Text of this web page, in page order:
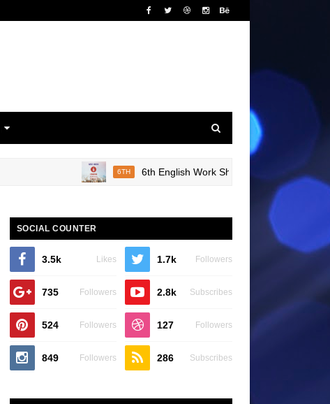
6TH 6th English Work Sheet 20 Bridge Course Book
SOCIAL COUNTER
3.5k Likes 1.7k Followers
735 Followers 2.8k Subscribes
524 Followers 127 Followers
849 Followers 286 Subscribes